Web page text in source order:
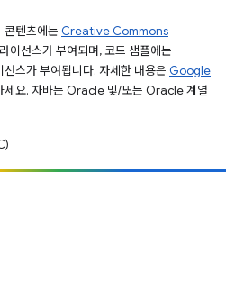
콘텐츠에는 Creative Commons
이선스가 부여되며, 코드 샘플에는
선스가 부여됩니다. 자세한 내용은 Google
세요. 자바는 Oracle 및/또는 Oracle 계열